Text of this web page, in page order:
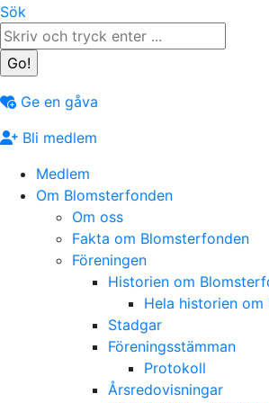
Sök
Ge en gåva
Bli medlem
Medlem
Om Blomsterfonden
Om oss
Fakta om Blomsterfonden
Föreningen
Historien om
Hela historien
Stadgar
Föreningsstämman
Protokoll
Årsredovisningar